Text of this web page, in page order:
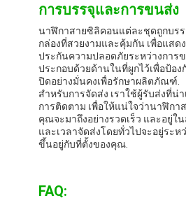
การบรรจุและการขนส่ง
นาฬิกาสายซิลิคอนแต่ละชุดถูกบรร
กล่องที่สวยงามและคุ้มกัน เพื่อแส
ประกันความปลอดภัยระหว่างกา
ประกอบด้วยด้านในที่ผูกไว้เพื่อป้อง
ปิดอย่างมั่นคงเพื่อรักษาผลิตภัณฑ์.
สําหรับการจัดส่ง เราใช้ผู้รับส่งที่น่
การติดตาม เพื่อให้แน่ใจว่านาฬิก
คุณจะมาถึงอย่างรวดเร็ว และอยู่
และเวลาจัดส่งโดยทั่วไปจะอยู่ระห
ขึ้นอยู่กับที่ตั้งของคุณ.
FAQ: